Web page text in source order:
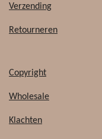
o
Verzending
Retourneren
Copyright
Wholesale
Klachten